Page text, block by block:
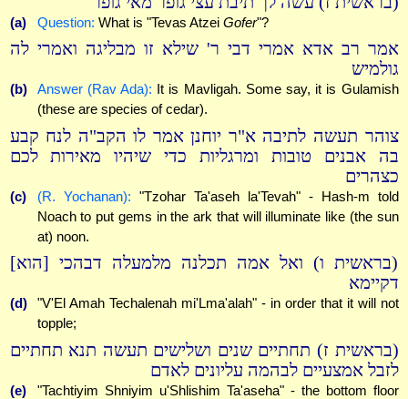
(a) Question: What is "Tevas Atzei Gofer"?
אמר רב אדא אמרי דבי ר' שילא זו מבליגה ואמרי לה
גולמיש
(b) Answer (Rav Ada): It is Mavligah. Some say, it is Gulamish
(these are species of cedar).
צוהר תעשה לתיבה א"ר יוחנן אמר לו הקב"ה לנח קבע
בה אבנים טובות ומרגליות כדי שיהיו מאירות לכם
כצהרים
(c) (R. Yochanan): "Tzohar Ta'aseh la'Tevah" - Hash-m told
Noach to put gems in the ark that will illuminate like (the sun
at) noon.
(בראשית ו) ואל אמה תכלנה מלמעלה דבהכי [הוא]
דקיימא
(d)
"V'El Amah Techalenah mi'Lma'alah" - in order that it will not
topple;
(בראשית ז) תחתיים שנים ושלישים תעשה תנא תחתיים
לזבל אמצעיים לבהמה עליונים לאדם
(e)
"Tachtiyim Shniyim u'Shlishim Ta'aseha" - the bottom floor